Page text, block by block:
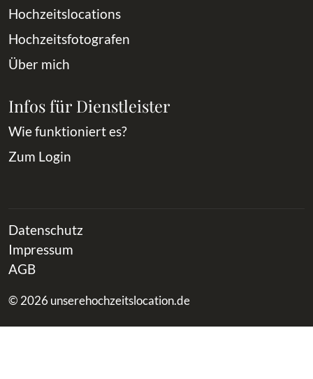
Hochzeitslocations
Hochzeitsfotografen
Über mich
Infos für Dienstleister
Wie funktioniert es?
Zum Login
Datenschutz
Impressum
AGB
© 2026 unserehochzeitslocation.de